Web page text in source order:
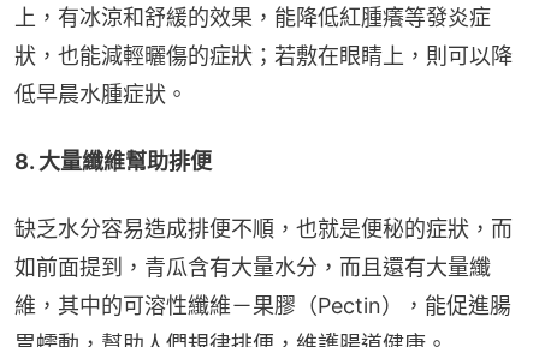
上，有冰涼和舒緩的效果，能降低紅腫癢等發炎症
狀，也能減輕曬傷的症狀；若敷在眼睛上，則可以降
低早晨水腫症狀。
8. 大量纖維幫助排便
缺乏水分容易造成排便不順，也就是便秘的症狀，而
如前面提到，青瓜含有大量水分，而且還有大量纖
維，其中的可溶性纖維－果膠（Pectin），能促進腸